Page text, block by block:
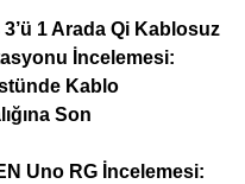
1 Arada Qi Kablosuz
İncelemesi:
Kablo
Son
Uno RG İncelemesi: